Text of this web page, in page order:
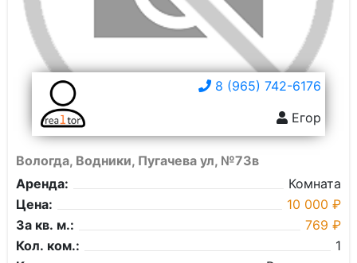
8 (965) 742-6176
Егор
Вологда, Водники, Пугачева ул, №73в
Аренда:
Комната
Цена:
10 000 ₽
За кв. м.:
769 ₽
Кол. ком.:
1